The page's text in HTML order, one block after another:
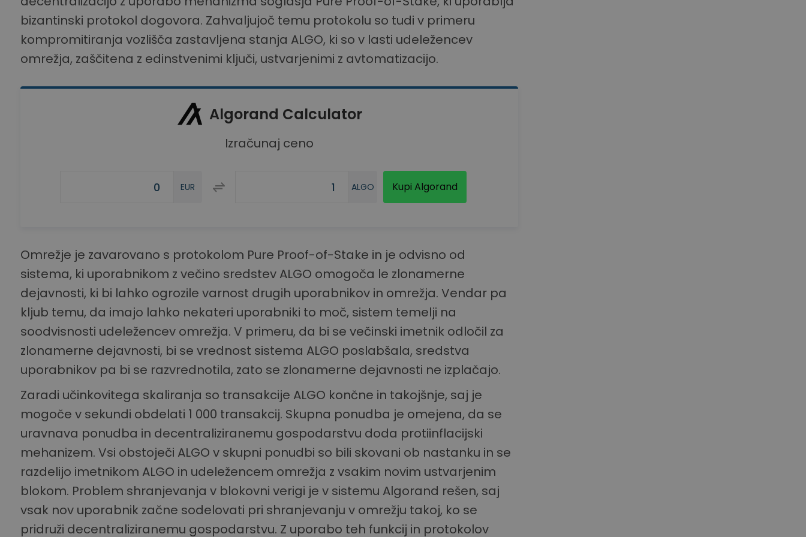
bizantinski protokol dogovora. Zahvaljujoč temu protokolu so tudi v primeru
kompromitiranja vozlišča zastavljena stanja ALGO, ki so v lasti udeležencev
omrežja, zaščitena z edinstvenimi ključi, ustvarjenimi z avtomatizacijo.
Algorand Calculator
Izračunaj ceno
EUR ALGO Kupi Algorand
Omrežje je zavarovano s protokolom Pure Proof-of-Stake in je odvisno od
sistema, ki uporabnikom z večino sredstev ALGO omogoča le zlonamerne
dejavnosti, ki bi lahko ogrozile varnost drugih uporabnikov in omrežja. Vendar pa
kljub temu, da imajo lahko nekateri uporabniki to moč, sistem temelji na
soodvisnosti udeležencev omrežja. V primeru, da bi se večinski imetnik odločil za
zlonamerne dejavnosti, bi se vrednost sistema ALGO poslabšala, sredstva
uporabnikov pa bi se razvrednotila, zato se zlonamerne dejavnosti ne izplačajo.
Zaradi učinkovitega skaliranja so transakcije ALGO končne in takojšnje, saj je
mogoče v sekundi obdelati 1 000 transakcij. Skupna ponudba je omejena, da se
uravnava ponudba in decentraliziranemu gospodarstvu doda protiinflacijski
mehanizem. Vsi obstoječi ALGO v skupni ponudbi so bili skovani ob nastanku in se
razdelijo imetnikom ALGO in udeležencem omrežja z vsakim novim ustvarjenim
blokom. Problem shranjevanja v blokovni verigi je v sistemu Algorand rešen, saj
vsak nov uporabnik začne sodelovati pri shranjevanju v omrežju takoj, ko se
pridruži decentraliziranemu gospodarstvu. Z uporabo teh funkcij in protokolov